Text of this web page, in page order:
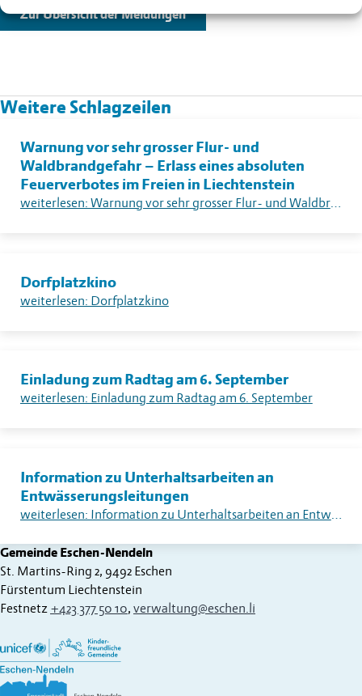
Zur Übersicht der Meldungen
Weitere Schlagzeilen
Warnung vor sehr grosser Flur- und
Waldbrandgefahr – Erlass eines absoluten
Feuerverbotes im Freien in Liechtenstein
weiterlesen: Warnung vor sehr grosser Flur- und Waldbrandgefahr – Erlass eines absoluten Feuerverbotes im Freien in Liechtenstein
Dorfplatzkino
weiterlesen: Dorfplatzkino
Einladung zum Radtag am 6. September
weiterlesen: Einladung zum Radtag am 6. September
Information zu Unterhaltsarbeiten an
Entwässerungsleitungen
weiterlesen: Information zu Unterhaltsarbeiten an Entwässerungsleitungen
Gemeinde Eschen-Nendeln
St. Martins-Ring 2, 9492 Eschen
Fürstentum Liechtenstein
Festnetz +423 377 50 10, verwaltung@eschen.li